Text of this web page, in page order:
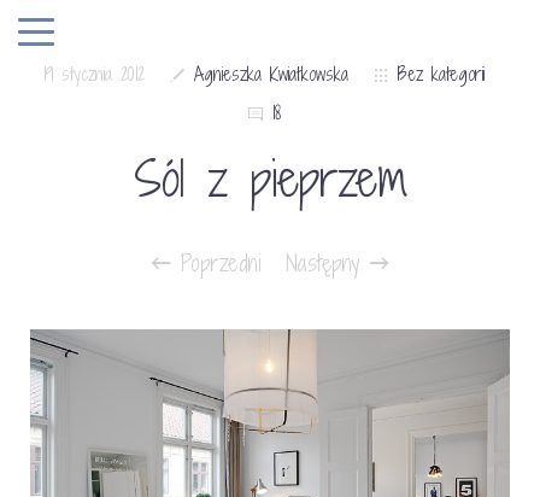
19 stycznia 2012 Agnieszka Kwiatkowska
Bez kategorii
18
Sól z pieprzem
Poprzedni Następny